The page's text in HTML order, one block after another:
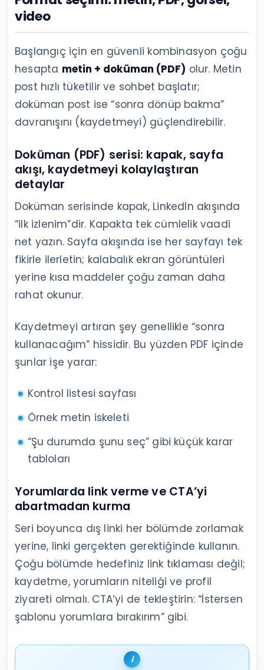
video
Başlangıç için en güvenli kombinasyon çoğu
hesapta metin + doküman (PDF) olur. Metin
post hızlı tüketilir ve sohbet başlatır;
doküman post ise “sonra dönüp bakma”
davranışını (kaydetmeyi) güçlendirebilir.
Doküman (PDF) serisi: kapak, sayfa
akışı, kaydetmeyi kolaylaştıran
detaylar
Doküman serisinde kapak, LinkedIn akışında
“ilk izlenim”dir. Kapakta tek cümlelik vaadi
net yazın. Sayfa akışında ise her sayfayı tek
fikirle ilerletin; kalabalık ekran görüntüleri
yerine kısa maddeler çoğu zaman daha
rahat okunur.
Kaydetmeyi artıran şey genellikle “sonra
kullanacağım” hissidir. Bu yüzden PDF içinde
şunlar işe yarar:
Kontrol listesi sayfası
Örnek metin iskeleti
“Şu durumda şunu seç” gibi küçük karar
tabloları
Yorumlarda link verme ve CTA’yi
abartmadan kurma
Seri boyunca dış linki her bölümde zorlamak
yerine, linki gerçekten gerektiğinde kullanın.
Çoğu bölümde hedefiniz link tıklaması değil;
kaydetme, yorumların niteliği ve profil
ziyareti olmalı. CTA’yi de tekleştirin: “İstersen
şablonu yorumlara bırakırım” gibi.